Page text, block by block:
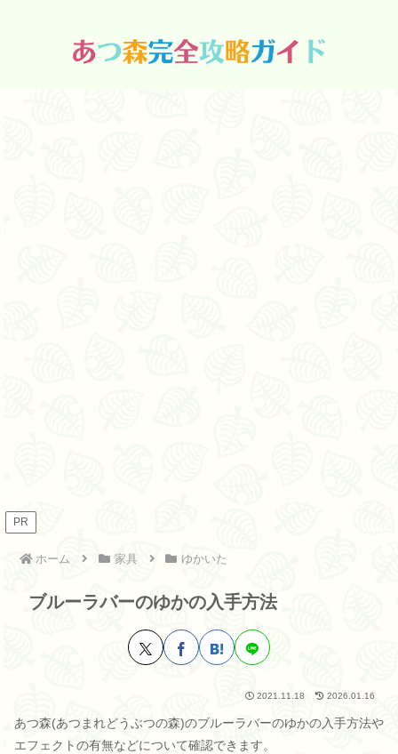
PR
ホーム 家具 ゆかいた
ブルーラバーのゆかの入手方法
2021.11.18 2026.01.16
あつ森(あつまれどうぶつの森)のブルーラバーのゆかの入手方法や
エフェクトの有無などについて確認できます。